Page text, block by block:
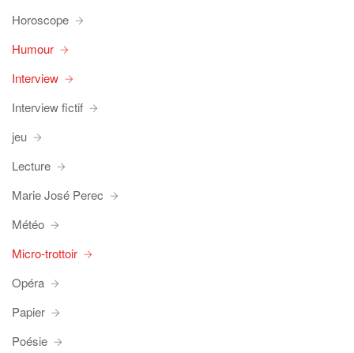
Horoscope
Humour
Interview
Interview fictif
jeu
Lecture
Marie José Perec
Météo
Micro-trottoir
Opéra
Papier
Poésie